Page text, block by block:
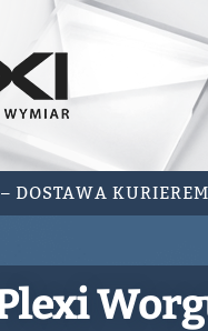
DOSTAWA